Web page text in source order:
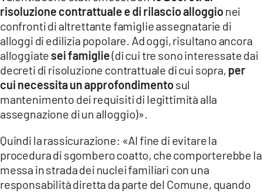
risoluzione contrattuale e di rilascio alloggionei
confronti di altrettante famiglie assegnatarie di
alloggi di edilizia popolare. Ad oggi, risultano ancora
alloggiate sei famiglie(di cui tre sono interessate dai
decreti di risoluzione contrattuale di cui sopra, per
cui necessita un approfondimentosul
mantenimento dei requisiti di legittimità alla
assegnazione di un alloggio)».
Quindi la rassicurazione: «Al fine di evitare la
procedura di sgombero coatto, che comporterebbe la
messa in strada dei nuclei familiari con una
responsabilità diretta da parte del Comune, quando